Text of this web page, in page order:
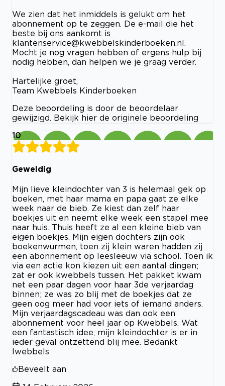
We zien dat het inmiddels is gelukt om het
abonnement op te zeggen. De e-mail die het
beste bij ons aankomt is
klantenservice@kwebbelskinderboeken.nl.
Mocht je nog vragen hebben of ergens hulp bij
nodig hebben, dan helpen we je graag verder.
Hartelijke groet,
Team Kwebbels Kinderboeken
Deze beoordeling is door de beoordelaar
gewijzigd. Bekijk hier de originele beoordeling
10
Geweldig
Mijn lieve kleindochter van 3 is helemaal gek op
boeken, met haar mama en papa gaat ze elke
week naar de bieb. Ze kiest dan zelf haar
boekjes uit en neemt elke week een stapel mee
naar huis. Thuis heeft ze al een kleine bieb van
eigen boekjes. Mijn eigen dochters zijn ook
boekenwurmen, toen zij klein waren hadden zij
een abonnement op leesleeuw via school. Toen ik
via een actie kon kiezen uit een aantal dingen;
zat er ook kwebbels tussen. Het pakket kwam
net een paar dagen voor haar 3de verjaardag
binnen; ze was zo blij met de boekjes dat ze
geen oog meer had voor iets of iemand anders.
Mijn verjaardagscadeau was dan ook een
abonnement voor heel jaar op Kwebbels. Wat
een fantastisch idee, mijn kleindochter is er in
ieder geval ontzettend blij mee. Bedankt
lwebbels
Beveelt aan